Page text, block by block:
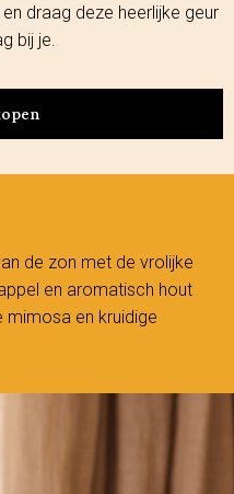
draag deze heerlijke geur
bij je.
de zon met de vrolijke
en aromatisch hout
en kruidige